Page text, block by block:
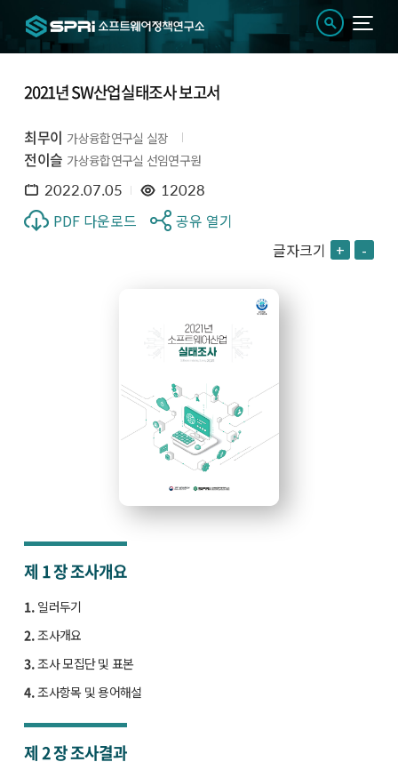
2021년 SW산업실태조사 보고서
최무이 가상융합연구실 실장
전이슬 가상융합연구실 선임연구원
2022.07.05 12028
PDF 다운로드
공유 열기
글자크기 + -
제 1 장조사개요
1. 일러두기
2.조사개요
3.조사 모집단 및 표본
4.조사항목 및 용어해설
제 2 장조사결과